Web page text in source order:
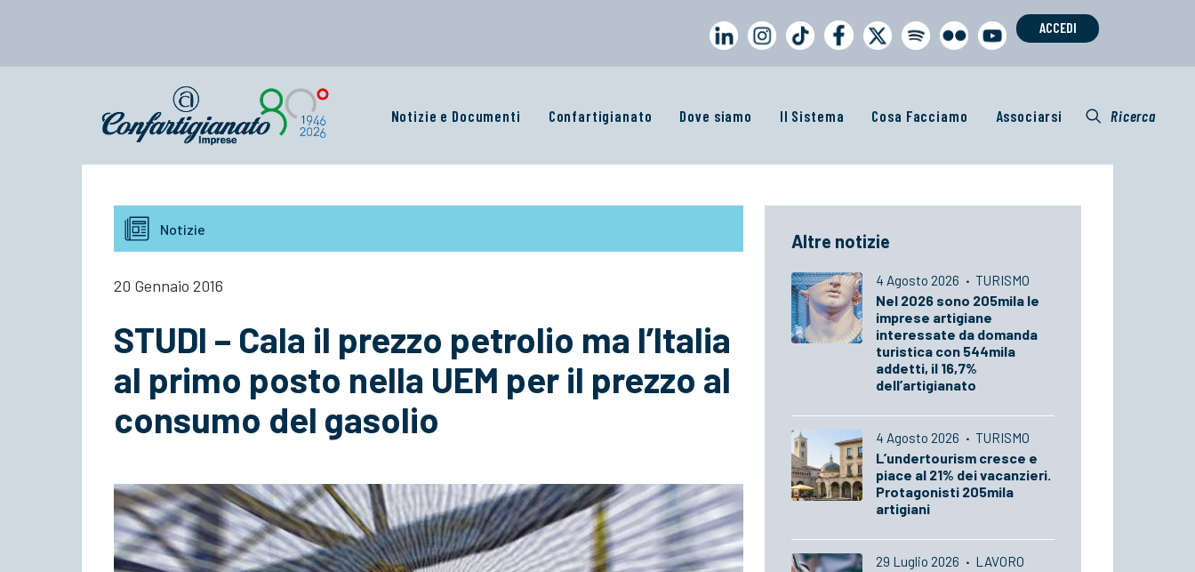
ACCEDI
Notizie e Documenti Confartigianato Dove siamo Il Sistema Cosa Facciamo Associarsi Ricerca
Notizie
20 Gennaio 2016
STUDI – Cala il prezzo petrolio ma l’Italia
al primo posto nella UEM per il prezzo al
consumo del gasolio
Altre notizie
4 Agosto 2026 · TURISMO
Nel 2026 sono 205mila le
imprese artigiane
interessate da domanda
turistica con 544mila
addetti, il 16,7%
dell’artigianato
4 Agosto 2026 · TURISMO
L’undertourism cresce e
piace al 21% dei vacanzieri.
Protagonisti 205mila
artigiani
29 Luglio 2026 · LAVORO